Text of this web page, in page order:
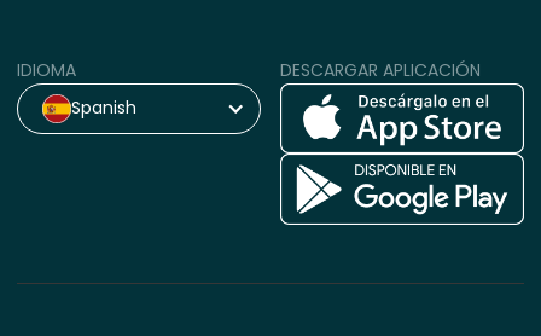
IDIOMA
Spanish
DESCARGAR APLICACIÓN